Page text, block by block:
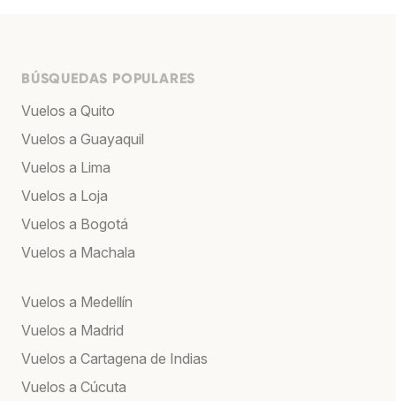
BÚSQUEDAS POPULARES
Vuelos a Quito
Vuelos a Guayaquil
Vuelos a Lima
Vuelos a Loja
Vuelos a Bogotá
Vuelos a Machala
Vuelos a Medellín
Vuelos a Madrid
Vuelos a Cartagena de Indias
Vuelos a Cúcuta